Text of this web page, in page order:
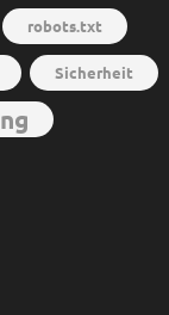
robots.txt
Sicherheit